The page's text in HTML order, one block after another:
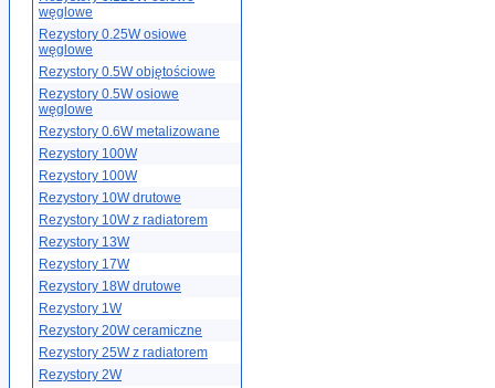
węglowe
Rezystory 0.25W osiowe
węglowe
Rezystory 0.5W objętościowe
Rezystory 0.5W osiowe
węglowe
Rezystory 0.6W metalizowane
Rezystory 100W
Rezystory 100W
Rezystory 10W drutowe
Rezystory 10W z radiatorem
Rezystory 13W
Rezystory 17W
Rezystory 18W drutowe
Rezystory 1W
Rezystory 20W ceramiczne
Rezystory 25W z radiatorem
Rezystory 2W